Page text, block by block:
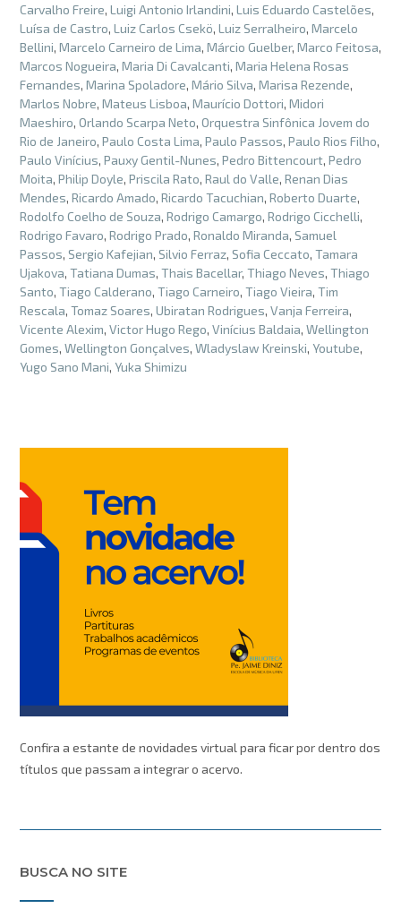
Carvalho Freire, Luigi Antonio Irlandini, Luis Eduardo Castelões,
Luísa de Castro, Luiz Carlos Csekö, Luiz Serralheiro, Marcelo
Bellini, Marcelo Carneiro de Lima, Márcio Guelber, Marco Feitosa,
Marcos Nogueira, Maria Di Cavalcanti, Maria Helena Rosas
Fernandes, Marina Spoladore, Mário Silva, Marisa Rezende,
Marlos Nobre, Mateus Lisboa, Maurício Dottori, Midori
Maeshiro, Orlando Scarpa Neto, Orquestra Sinfônica Jovem do
Rio de Janeiro, Paulo Costa Lima, Paulo Passos, Paulo Rios Filho,
Paulo Vinícius, Pauxy Gentil-Nunes, Pedro Bittencourt, Pedro
Moita, Philip Doyle, Priscila Rato, Raul do Valle, Renan Dias
Mendes, Ricardo Amado, Ricardo Tacuchian, Roberto Duarte,
Rodolfo Coelho de Souza, Rodrigo Camargo, Rodrigo Cicchelli,
Rodrigo Favaro, Rodrigo Prado, Ronaldo Miranda, Samuel
Passos, Sergio Kafejian, Silvio Ferraz, Sofia Ceccato, Tamara
Ujakova, Tatiana Dumas, Thais Bacellar, Thiago Neves, Thiago
Santo, Tiago Calderano, Tiago Carneiro, Tiago Vieira, Tim
Rescala, Tomaz Soares, Ubiratan Rodrigues, Vanja Ferreira,
Vicente Alexim, Victor Hugo Rego, Vinícius Baldaia, Wellington
Gomes, Wellington Gonçalves, Wladyslaw Kreinski, Youtube,
Yugo Sano Mani, Yuka Shimizu
Confira a estante de novidades virtual para ficar por dentro dos
títulos que passam a integrar o acervo.
BUSCA NO SITE